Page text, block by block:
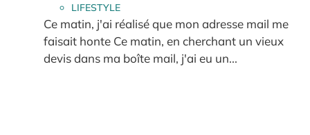
LIFESTYLE
Ce matin, j'ai réalisé que mon adresse mail me
faisait honte Ce matin, en cherchant un vieux
devis dans ma boîte mail, j'ai eu un...